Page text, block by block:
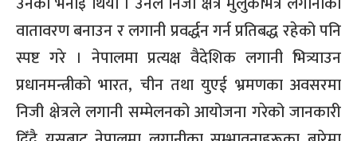
वातावरण बनाउन र लगानी प्रवर्द्धन गर्न प्रतिबद्ध रहेको पनि
स्पष्ट गरे । नेपालमा प्रत्यक्ष वैदेशिक लगानी भित्र्याउन
प्रधानमन्त्रीको भारत, चीन तथा युएई भ्रमणका अवसरमा
निजी क्षेत्रले लगानी सम्मेलनको आयोजना गरेको जानकारी